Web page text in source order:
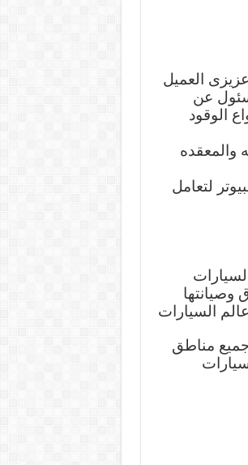
العميل
عن
الوقود
والمعقده
لتعامل
وصيانتها
السيارات
مناطق
لانقاذ السيارات